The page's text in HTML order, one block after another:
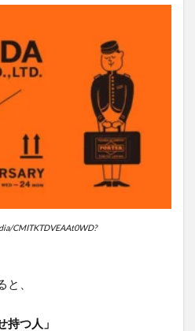
CMITKTDVEAAt0WD?
、
持つ人」